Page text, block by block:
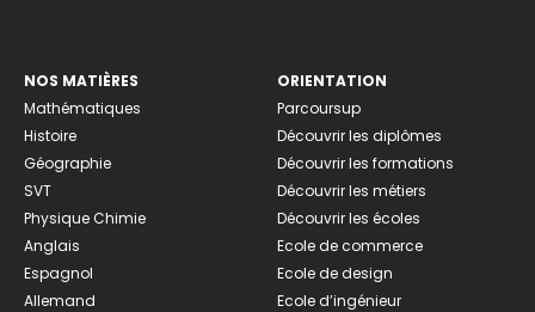
NOS MATIÈRES
Mathématiques
Histoire
Géographie
SVT
Physique Chimie
Anglais
Espagnol
Allemand
ORIENTATION
Parcoursup
Découvrir les diplômes
Découvrir les formations
Découvrir les métiers
Découvrir les écoles
Ecole de commerce
Ecole de design
Ecole d’ingénieur